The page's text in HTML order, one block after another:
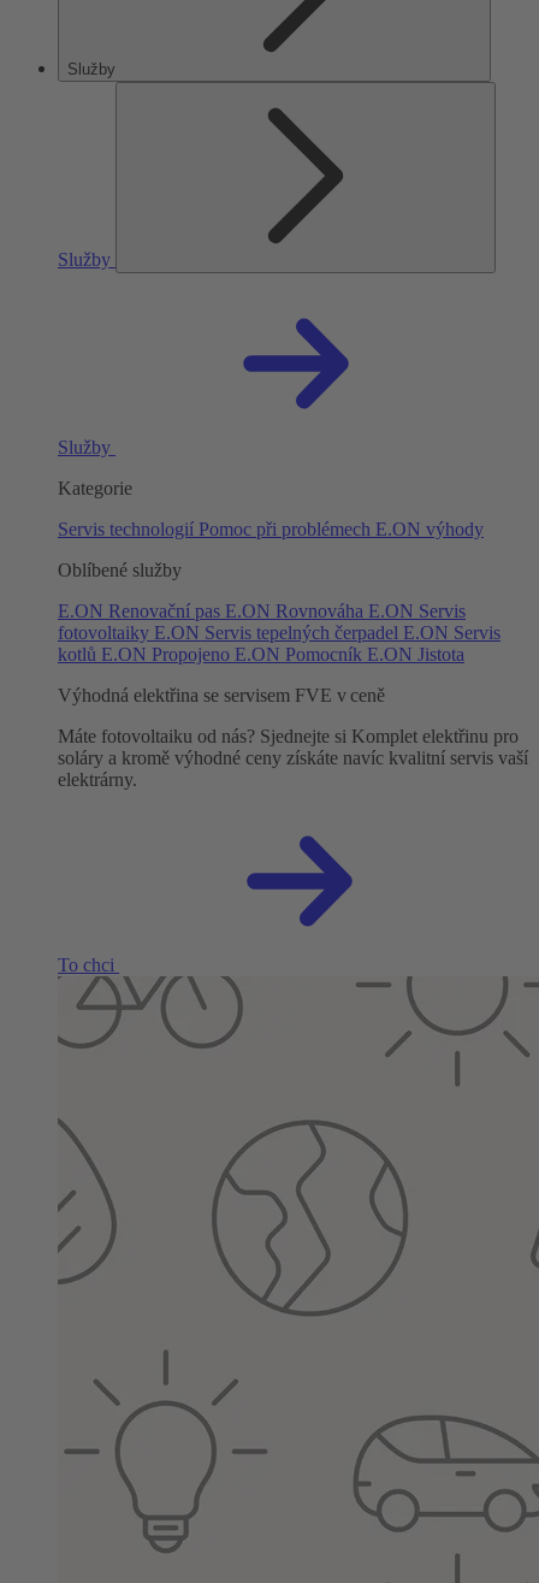
Služby
Služby
Služby
Kategorie
Servis technologií Pomoc při problémech E.ON výhody
Oblíbené služby
E.ON Renovační pas E.ON Rovnováha E.ON Servis
fotovoltaiky E.ON Servis tepelných čerpadel E.ON Servis
kotlů E.ON Propojeno E.ON Pomocník E.ON Jistota
Výhodná elektřina se servisem FVE v ceně
Máte fotovoltaiku od nás? Sjednejte si Komplet elektřinu pro
soláry a kromě výhodné ceny získáte navíc kvalitní servis vaší
elektrárny.
To chci